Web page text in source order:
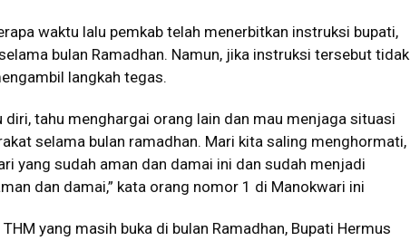
waktu lalu pemkab telah menerbitkan instruksi bupati,
bulan Ramadhan. Namun, jika instruksi tersebut tidak
langkah tegas.
diri, tahu menghargai orang lain dan mau menjaga situasi
selama bulan ramadhan. Mari kita saling menghormati,
yang sudah aman dan damai ini dan sudah menjadi
dan damai,” kata orang nomor 1 di Manokwari ini
yang masih buka di bulan Ramadhan, Bupati Hermus